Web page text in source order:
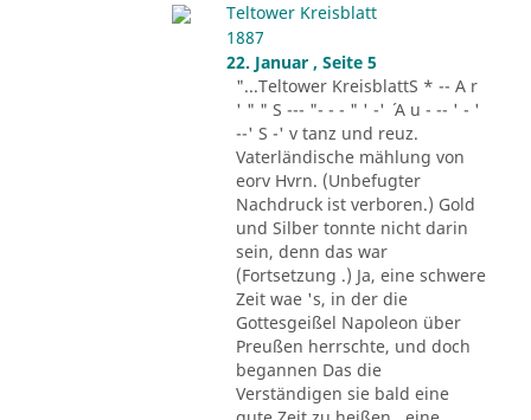
Teltower Kreisblatt
1887
22. Januar , Seite 5
"...Teltower KreisblattS * -- A r
' " " S --- "- - - " ' -' ´ A u - -- ' - '
--' S -' v tanz und reuz.
Vaterländische mählung von
eorv Hvrn. (Unbefugter
Nachdruck ist verboren.) Gold
und Silber tonnte nicht darin
sein, denn das war
(Fortsetzung .) Ja, eine schwere
Zeit wae 's, in der die
Gottesgeißel Napoleon über
Preußen herrschte, und doch
begannen Das die
Verständigen sie bald eine